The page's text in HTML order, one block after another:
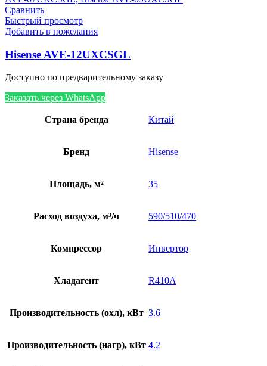
Сравнить
Быстрый просмотр
Добавить в пожелания
Hisense AVE-12UXCSGL
Доступно по предварительному заказу
Заказать через WhatsApp
Страна бренда Китай
Бренд Hisense
Площадь, м² 35
Расход воздуха, м³/ч 590/510/470
Компрессор Инвертор
Хладагент R410A
Производительность (охл), кВт 3.6
Производительность (нагр), кВт 4.2